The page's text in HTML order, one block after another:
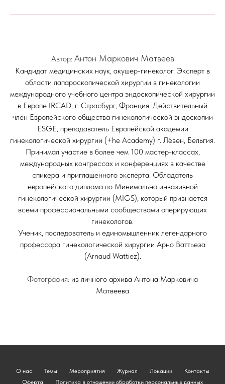
Автор: Антон Маркович Матвеев
Кандидат медицинских наук, акушер-гинеколог. Эксперт в
области лапароскопической хирургии в гинекологии
международного учебного центра эндоскопической хирургии
в Европе IRCAD, г. Страсбург, Франция. Действительный
член Европейского общества гинекологической эндоскопии
ESGE, преподаватель Европейской академии
гинекологической хирургии (+he Academy) г. Лёвен, Бельгия.
Принимал участие в более чем 100 мастер-классах,
международных конгрессах и конференциях в качестве
спикера и приглашенного эксперта. Обладатель
европейского диплома по Минимально инвазивной
гинекологической хирургии (MIGS), который признается
всеми профессиональными сообществами оперирующих
гинекологов.
Ученик, последователь и единомышленник легендарного
профессора гинекологической хирургии Арно Ваттьеза
(Arnaud Wattiez).
Фотография: из личного архива Антона Марковича
Матвеева
О нас Темы Мероприятия Журнал Локации
Контакты
Оферта
Политика в отношении обработки персональных данных